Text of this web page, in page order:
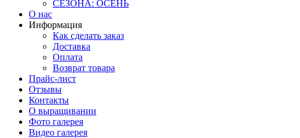
СЕЗОНА: ОСЕНЬ
О нас
Информация
Как сделать заказ
Доставка
Оплата
Возврат товара
Прайс-лист
Отзывы
Контакты
О выращивании
Фото галерея
Видео галерея